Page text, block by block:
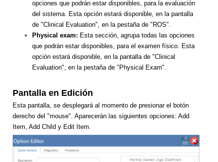
opciones que podrán estar disponibles, para la evaluación
del sistema. Esta opción estará disponible, en la pantalla
de "Clinical Evaluation", en la pestaña de "ROS".
Physical exam: Esta sección, agrupa todas las opciones
que podrán estar disponibles, para el examen físico. Esta
opción estará disponible, en la pantalla de "Clinical
Evaluation", en la pestaña de "Physical Exam".
Pantalla en Edición
Esta pantalla, se desplegará al momento de presionar el botón
derecho del "mouse". Aparecerán las siguientes opciones: Add
Item, Add Child y Edit Item.